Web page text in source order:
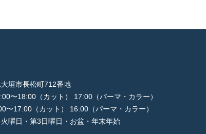
垣市長松町712番地
〜18:00（カット） 17:00（パーマ・カラー）
〜17:00（カット） 16:00（パーマ・カラー）
曜日・第3日曜日・お盆・年末年始